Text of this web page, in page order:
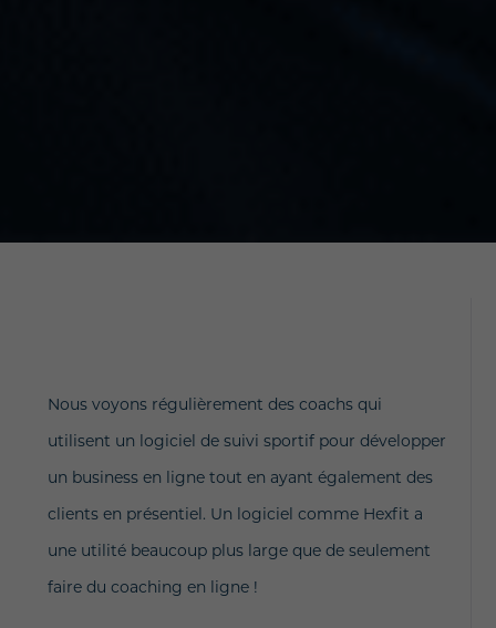
Nous voyons régulièrement des coachs qui
utilisent un logiciel de suivi sportif pour développer
un business en ligne tout en ayant également des
clients en présentiel. Un logiciel comme Hexfit a
une utilité beaucoup plus large que de seulement
faire du coaching en ligne !